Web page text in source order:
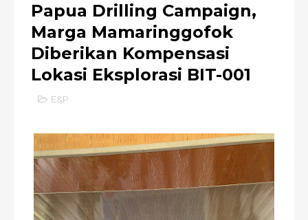
Papua Drilling Campaign,
Marga Mamaringgofok
Diberikan Kompensasi
Lokasi Eksplorasi BIT-001
E&P